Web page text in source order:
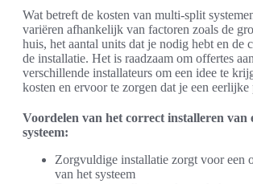
Wat betreft de kosten van multi-split
variëren afhankelijk van factoren zoals de
huis, het aantal units dat je nodig hebt en de
de installatie. Het is raadzaam om offertes
verschillende installateurs om een idee te
kosten en ervoor te zorgen dat je een eerlijke
Voordelen van het correct installeren van
systeem:
Zorgvuldige installatie zorgt voor een
van het systeem